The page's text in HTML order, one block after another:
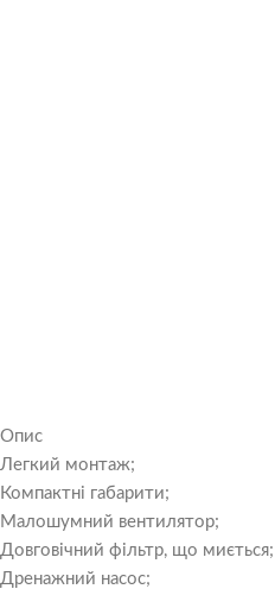
Опис
Легкий монтаж;
Компактні габарити;
Малошумний вентилятор;
Довговічний фільтр, що миється;
Дренажний насос;